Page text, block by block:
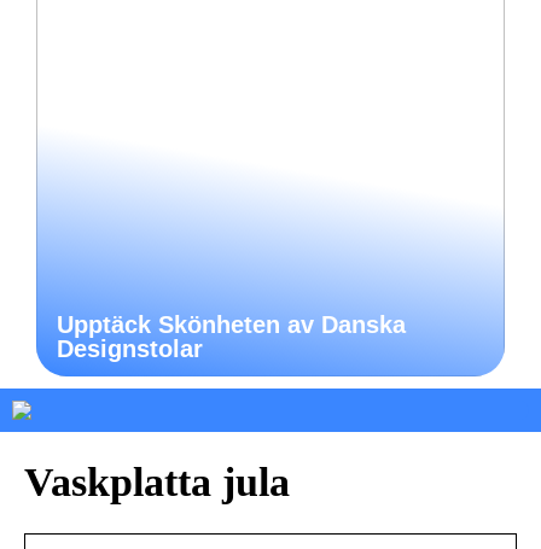
Upptäck Skönheten av Danska
Designstolar
Vaskplatta jula